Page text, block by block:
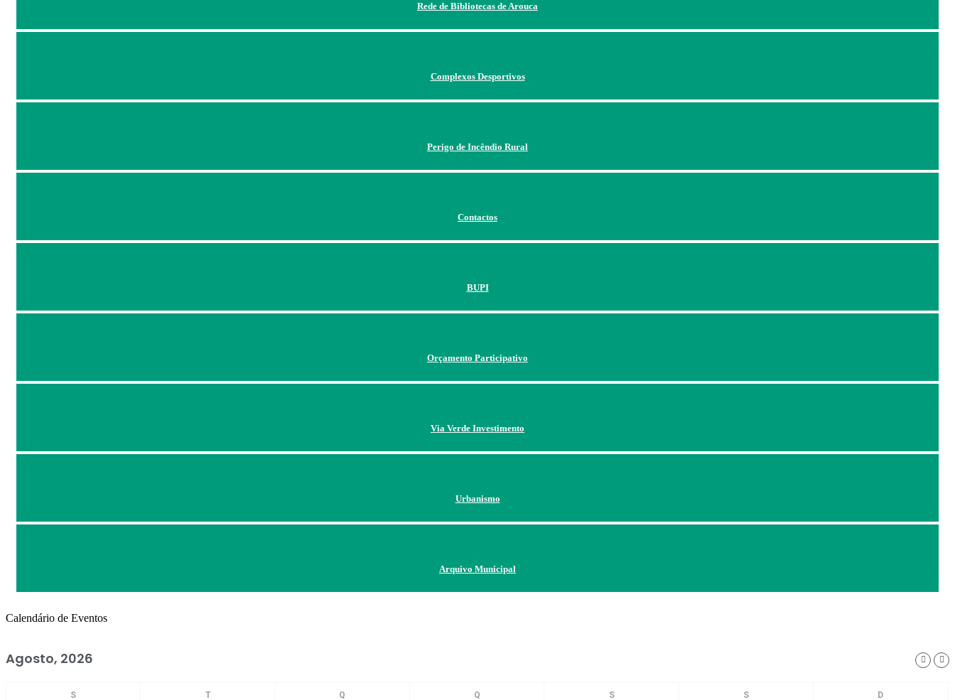
Rede de Bibliotecas de Arouca
Complexos Desportivos
Perigo de Incêndio Rural
Contactos
BUPI
Orçamento Participativo
Via Verde Investimento
Urbanismo
Arquivo Municipal
Calendário de Eventos
Agosto, 2026